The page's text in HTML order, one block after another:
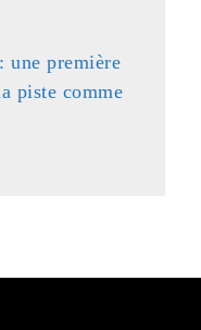
une première
piste comme